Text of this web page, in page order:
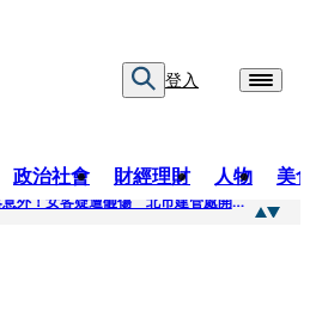
登入
政治社會 財經理財 人物 美
南港LaLaport天花板掉落意外！女客疑遭砸傷 北市建管處開罰30萬